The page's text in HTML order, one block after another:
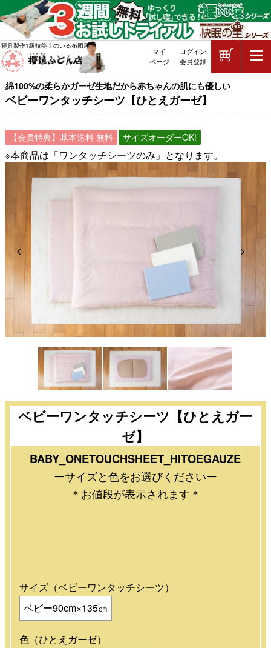
ベビーワンタッチシーツ【ひとえガーゼ】
綿100%の柔らかガーゼ生地だから赤ちゃんの肌にも優しい
敷布団・掛け布団・羽毛布団・マ
寝具製作1級技能士のいる布団屋
マイ
ページ
ログイン
会員登録
【会員特典】基本送料 無料 サイズオーダーOK!
※本商品は「ワンタッチシーツのみ」となります。
ベビーワンタッチシーツ【ひとえガー
ゼ】
BABY_ONETOUCHSHEET_HITOEGAUZE
ーサイズと色をお選びくださいー
＊お値段が表示されます＊
サイズ（ベビーワンタッチシーツ）
ベビー90cm×135㎝
色（ひとえガーゼ）